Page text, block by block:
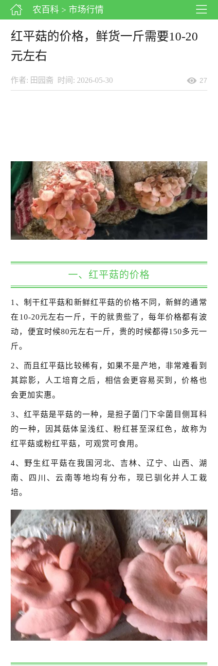
农百科 > 市场行情
红平菇的价格，鲜货一斤需要10-20
元左右
作者: 田园斋 时间: 2026-05-30 27
一、红平菇的价格
1、制干红平菇和新鲜红平菇的价格不同，新鲜的通常
在10-20元左右一斤，干的就贵些了，每年价格都有波
动，便宜时候80元左右一斤，贵的时候都得150多元一
斤。
2、而且红平菇比较稀有，如果不是产地，非常难看到
其踪影，人工培育之后，相信会更容易买到，价格也
会更加实惠。
3、红平菇是平菇的一种，是担子菌门下伞菌目侧耳科
的一种，因其菇体呈浅红、粉红甚至深红色，故称为
红平菇或粉红平菇，可观赏可食用。
4、野生红平菇在我国河北、吉林、辽宁、山西、湖
南、四川、云南等地均有分布，现已驯化并人工栽
培。